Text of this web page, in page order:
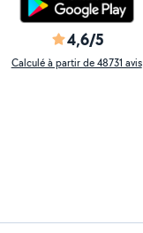
4,6/5
Calculé à partir de 48731 avis